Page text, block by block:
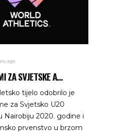
ago
ZA SVJETSKE A...
tijelo odobrilo je
za Svjetsko U20
Nairobiju 2020. godine i
prvenstvo u brzom